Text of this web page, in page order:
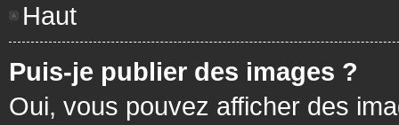
Haut
Puis-je publier des images ?
Oui, vous pouvez afficher des